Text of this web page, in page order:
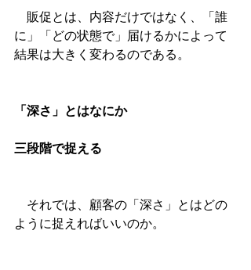
販促とは、内容だけではなく、「誰
に」「どの状態で」届けるかによって
結果は大きく変わるのである。
「深さ」とはなにか
三段階で捉える
それでは、顧客の「深さ」とはどの
ように捉えればいいのか。